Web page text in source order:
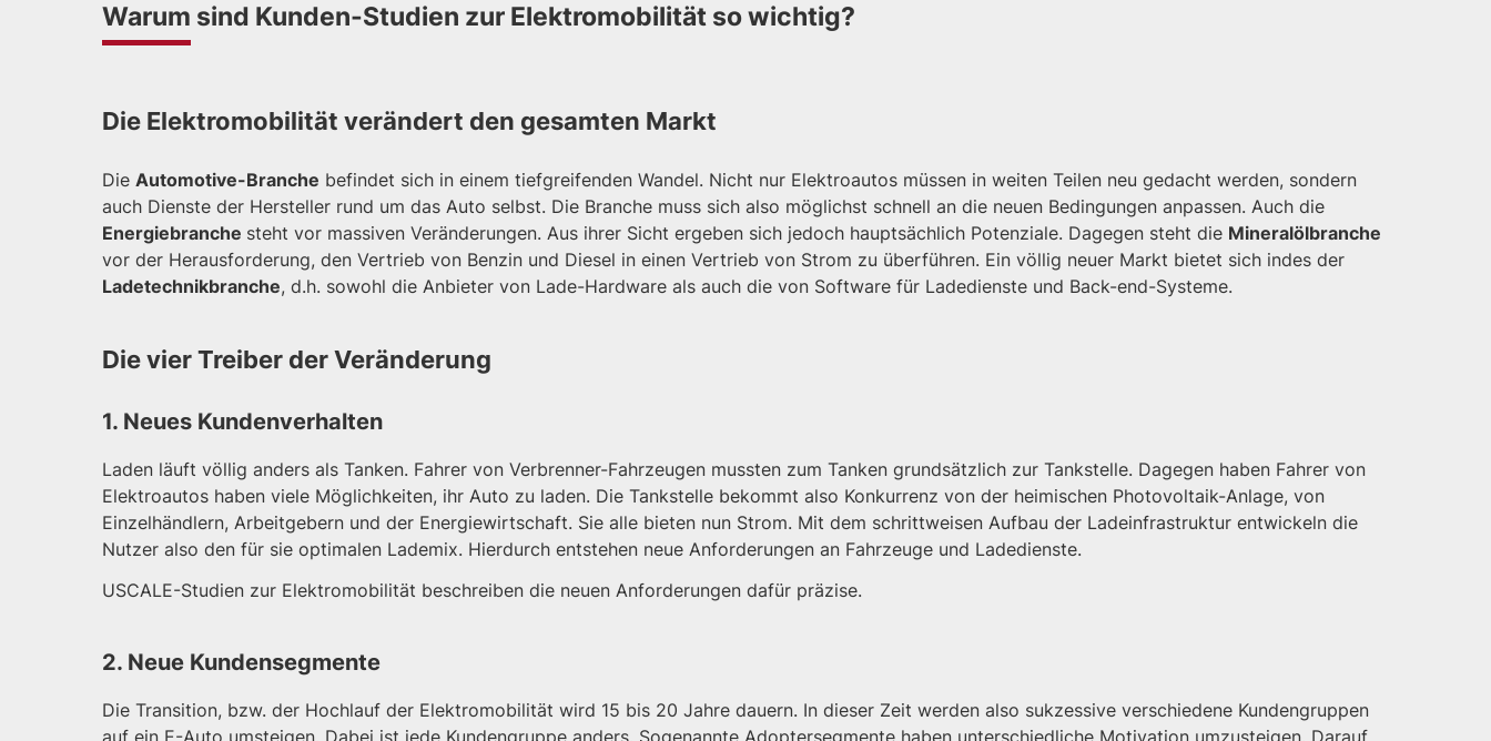
Warum sind Kunden-Studien zur Elektromobilität so wichtig?
Die Elektromobilität verändert den gesamten Markt
Die Automotive-Branche befindet sich in einem tiefgreifenden Wandel. Nicht nur Elektroautos müssen in weiten Teilen neu gedacht werden, sondern
auch Dienste der Hersteller rund um das Auto selbst. Die Branche muss sich also möglichst schnell an die neuen Bedingungen anpassen. Auch die
Energiebranche steht vor massiven Veränderungen. Aus ihrer Sicht ergeben sich jedoch hauptsächlich Potenziale. Dagegen steht die Mineralölbranche
vor der Herausforderung, den Vertrieb von Benzin und Diesel in einen Vertrieb von Strom zu überführen. Ein völlig neuer Markt bietet sich indes der
Ladetechnikbranche, d.h. sowohl die Anbieter von Lade-Hardware als auch die von Software für Ladedienste und Back-end-Systeme.
Die vier Treiber der Veränderung
1. Neues Kundenverhalten
Laden läuft völlig anders als Tanken. Fahrer von Verbrenner-Fahrzeugen mussten zum Tanken grundsätzlich zur Tankstelle. Dagegen haben Fahrer von
Elektroautos haben viele Möglichkeiten, ihr Auto zu laden. Die Tankstelle bekommt also Konkurrenz von der heimischen Photovoltaik-Anlage, von
Einzelhändlern, Arbeitgebern und der Energiewirtschaft. Sie alle bieten nun Strom. Mit dem schrittweisen Aufbau der Ladeinfrastruktur entwickeln die
Nutzer also den für sie optimalen Lademix. Hierdurch entstehen neue Anforderungen an Fahrzeuge und Ladedienste.
USCALE-Studien zur Elektromobilität beschreiben die neuen Anforderungen dafür präzise.
2. Neue Kundensegmente
Die Transition, bzw. der Hochlauf der Elektromobilität wird 15 bis 20 Jahre dauern. In dieser Zeit werden also sukzessive verschiedene Kundengruppen